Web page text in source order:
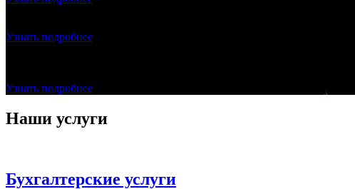
Узнать подробнее
Узнать подробнее
Наши услуги
Бухгалтерские услуги